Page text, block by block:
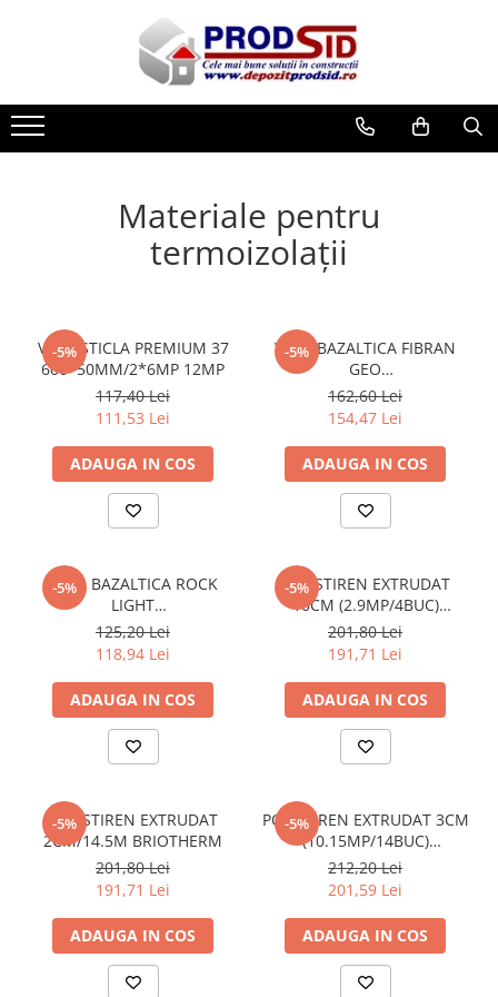
Toate Produsele
Materiale pentru construcții
Ciment și adezivi
Ciment, Mortar, Tinci, Nisip, Var
Cuie și sârmă
Cuie construcții
Sârmă ghimpată
Sârmă laminată (tip NATO)
Sârmă neagră
Sârmă zincată
Elemente de placare
Plăci gips carton
Plăci OSB
Elemente de zidărie
Blocuri ceramice cu găuri
Bolțari din beton
Cărămidă plină
Amorsă, mastic
Diverse (hidroizolații)
Membrană hidroizolație
Materiale pentru termoizolații
Colțare și plasă de armare
Plasă de armare pentru fațade
Polistiren expandat
Materiale pentru
termoizolații
-5%
VATA STICLA PREMIUM 37
600*50MM/2*6MP 12MP
117,40 Lei
111,53 Lei
ADAUGA IN COS
-5%
VATA BAZALTICA FIBRAN
GEO
50MM/1200X600/7.2MP
162,60 Lei
154,47 Lei
ADAUGA IN COS
-5%
VATA BAZALTICA ROCK
LIGHT
100MM(1200X600)-2.88MP
125,20 Lei
118,94 Lei
ADAUGA IN COS
-5%
POLISTIREN EXTRUDAT
10CM (2.9MP/4BUC)
BRIOTHERM
201,80 Lei
191,71 Lei
ADAUGA IN COS
-5%
POLISTIREN EXTRUDAT
2CM/14.5M BRIOTHERM
201,80 Lei
191,71 Lei
ADAUGA IN COS
-5%
POLISTIREN EXTRUDAT 3CM
(10.15MP/14BUC)
BRIOTHERM
212,20 Lei
201,59 Lei
ADAUGA IN COS